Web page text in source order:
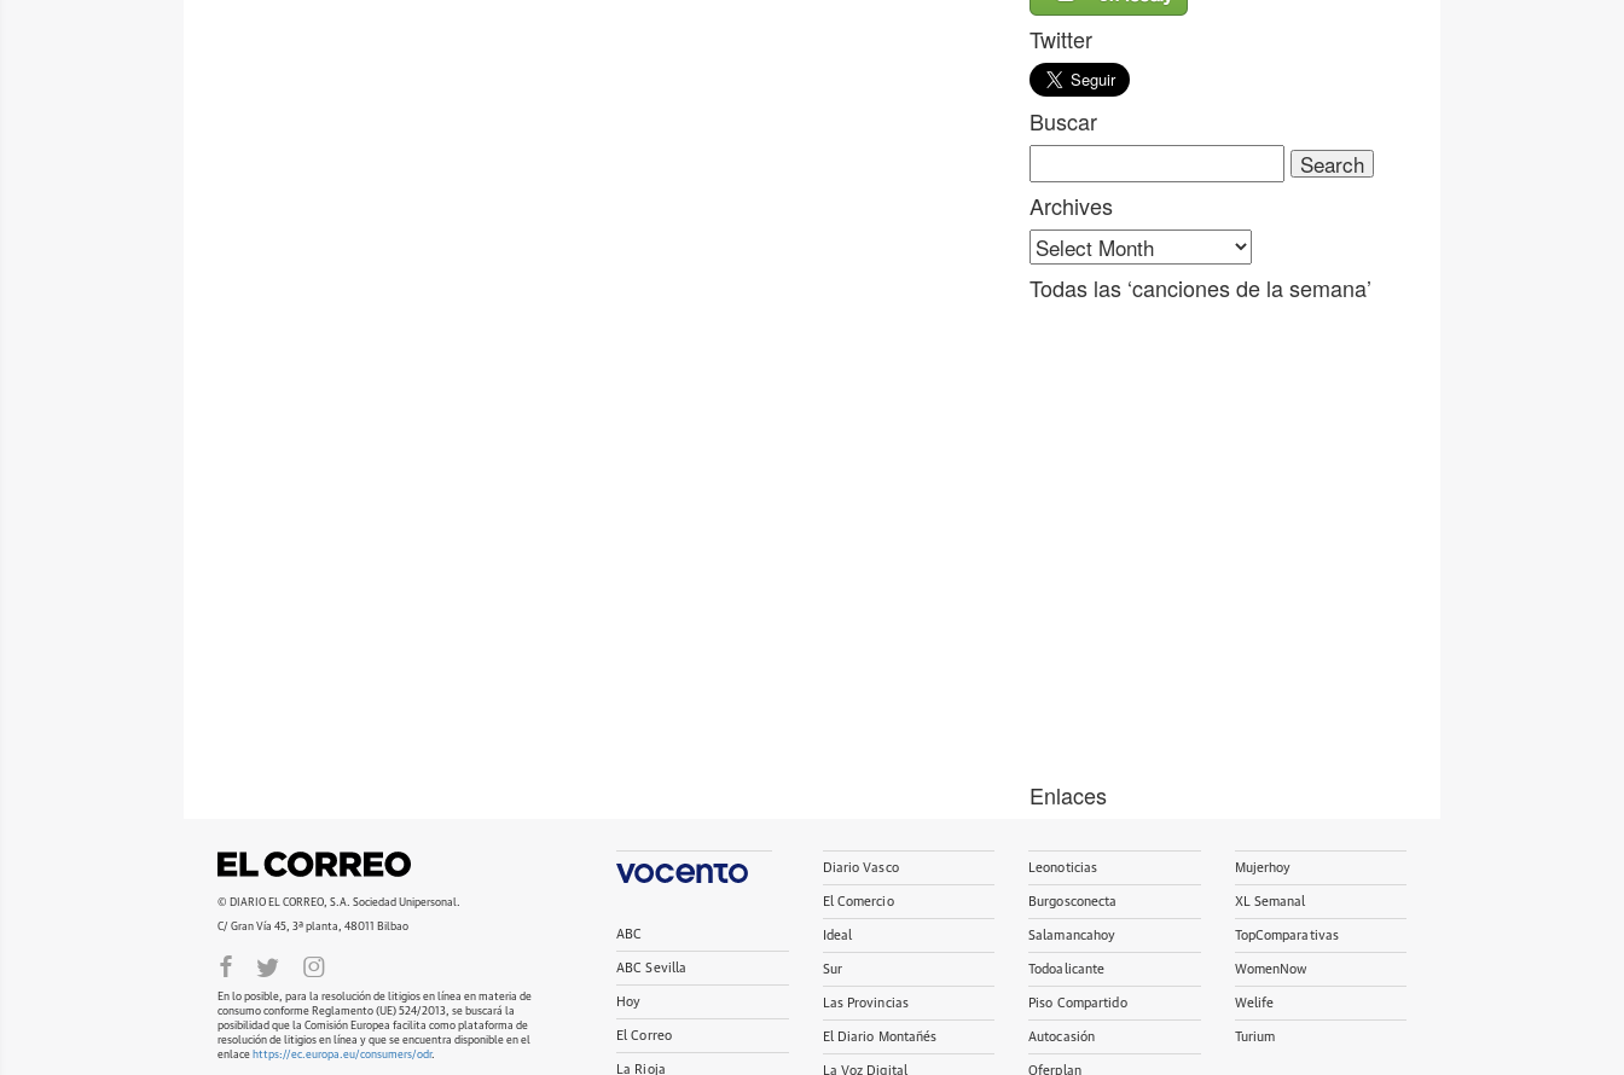
Twitter
Buscar
Search
for:
Archives
Archives
Todas las ‘canciones de la semana’
Enlaces
© DIARIO EL CORREO, S.A. Sociedad Unipersonal.
C/ Gran Vía 45, 3ª planta, 48011 Bilbao
En lo posible, para la resolución de litigios en línea en materia de
consumo conforme Reglamento (UE) 524/2013, se buscará la
posibilidad que la Comisión Europea facilita como plataforma de
resolución de litigios en línea y que se encuentra disponible en el
enlace https://ec.europa.eu/consumers/odr.
ABC
ABC Sevilla
Hoy
El Correo
La Rioja
Diario Vasco
El Comercio
Ideal
Sur
Las Provincias
El Diario Montañés
La Voz Digital
Leonoticias
Burgosconecta
Salamancahoy
Todoalicante
Piso Compartido
Autocasión
Oferplan
Mujerhoy
XL Semanal
TopComparativas
WomenNow
Welife
Turium